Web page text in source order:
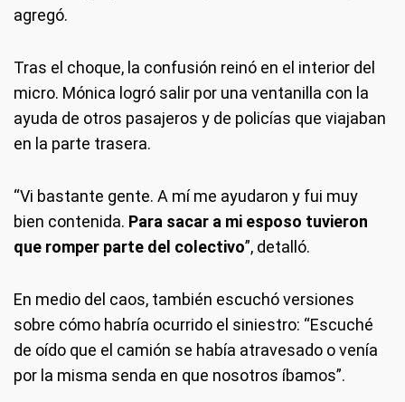
agregó.
Tras el choque, la confusión reinó en el interior del
micro. Mónica logró salir por una ventanilla con la
ayuda de otros pasajeros y de policías que viajaban
en la parte trasera.
“Vi bastante gente. A mí me ayudaron y fui muy
bien contenida. Para sacar a mi esposo tuvieron
que romper parte del colectivo”, detalló.
En medio del caos, también escuchó versiones
sobre cómo habría ocurrido el siniestro: “Escuché
de oído que el camión se había atravesado o venía
por la misma senda en que nosotros íbamos”.